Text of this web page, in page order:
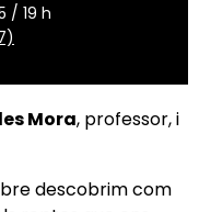
/ 19 h
Mora, professor, i
descobrim com